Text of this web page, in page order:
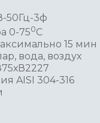
50Гц-3ф
0-750С
15 мин
вода, воздух
AISI 304-316